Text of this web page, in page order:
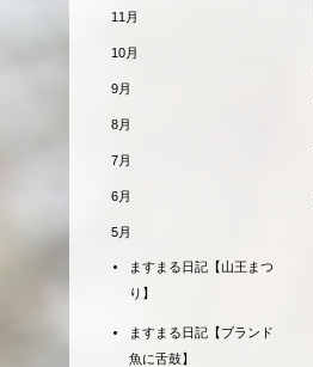
11月
10月
9月
8月
7月
6月
5月
ますまる日記【山王まつ
り】
ますまる日記【ブランド
魚に舌鼓】